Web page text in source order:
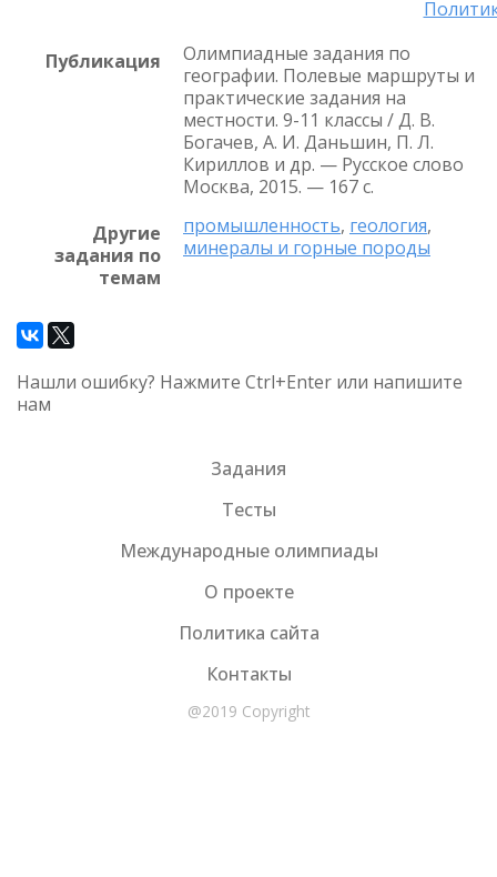
Публикация
Олимпиадные задания по
географии. Полевые маршруты и
практические задания на
местности. 9-11 классы / Д. В.
Богачев, А. И. Даньшин, П. Л.
Кириллов и др. — Русское слово
Москва, 2015. — 167 с.
Другие
задания по
темам
промышленность, геология,
минералы и горные породы
Нашли ошибку? Нажмите Ctrl+Enter или напишите
нам
Задания
Тесты
Международные олимпиады
О проекте
Политика сайта
Контакты
@2019 Copyright